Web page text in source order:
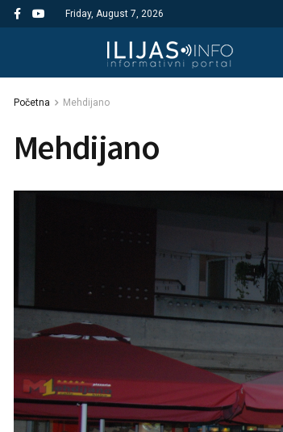
Friday, August 7, 2026
Početna Mehdijano
Mehdijano